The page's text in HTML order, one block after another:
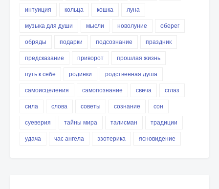
интуиция
кольца кошка
луна
музыка для души
мысли новолуние
оберег
обряды
подарки подсознание
праздник
предсказание
приворот
прошлая жизнь
путь к себе
родинки
родственная душа
самоисцеления
самопознание свеча
сглаз
сила
слова советы сознание
сон
суеверия
тайны мира талисман
традиции
удача
час ангела эзотерика ясновидение